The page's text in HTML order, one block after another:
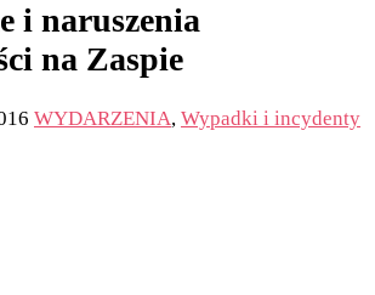
i naruszenia
na Zaspie
WYDARZENIA, Wypadki i incydenty